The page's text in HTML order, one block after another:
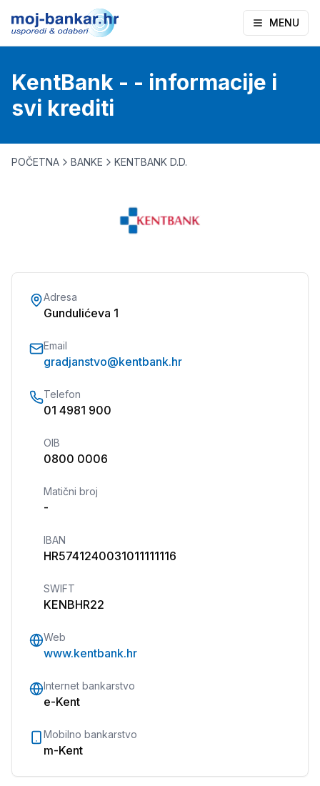
MENU
KentBank - - informacije i
svi krediti
POČETNA BANKE KENTBANK D.D.
Adresa
Gundulićeva 1
Email
gradjanstvo@kentbank.hr
Telefon
01 4981 900
OIB
0800 0006
Matični broj
-
IBAN
HR5741240031011111116
SWIFT
KENBHR22
Web
www.kentbank.hr
Internet bankarstvo
e-Kent
Mobilno bankarstvo
m-Kent